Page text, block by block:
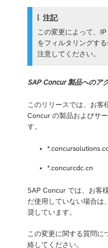
注記
この変更によって、
をフィルタリングす
注意してください。
SAP Concur 製品へのア
このリリースでは、お客
Concur の製品およびサ
す。
*.concurcdc.cn
SAP Concur では、お客
だ使用していない場合は
奨しています。
この変更に関する質問に
絡してください。